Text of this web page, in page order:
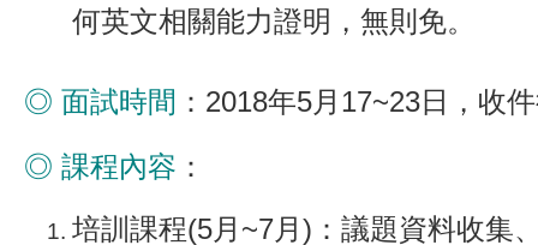
何英文相關能力證明，無則免。
◎ 面試時間 ：2018年5月17~23日，收
◎ 課程內容 ：
培訓課程(5月~7月)：議題資料收集